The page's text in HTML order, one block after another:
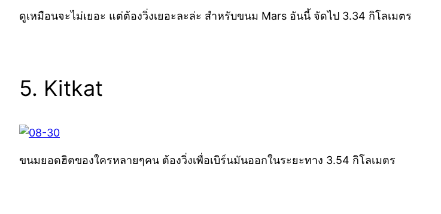
ดูเหมือนจะไม่เยอะ แต่ต้องวิ่งเยอะละล่ะ สำหรับขนม Mars อันนี้ จัดไป 3.34 กิโลเมตร
5. Kitkat
ขนมยอดฮิตของใครหลายๆคน ต้องวิ่งเพื่อเบิร์นมันออกในระยะทาง 3.54 กิโลเมตร